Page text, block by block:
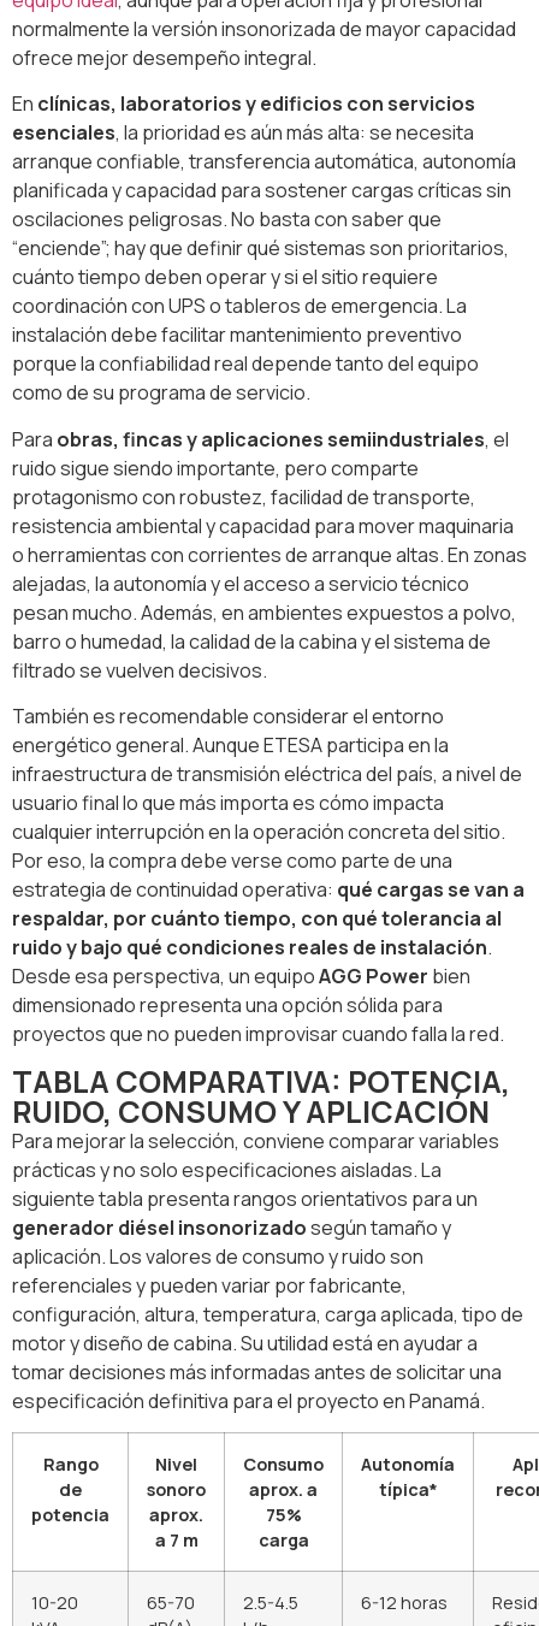
normalmente la versión insonorizada de mayor capacidad
ofrece mejor desempeño integral.
En clínicas, laboratorios y edificios con servicios
esenciales, la prioridad es aún más alta: se necesita
arranque confiable, transferencia automática, autonomía
planificada y capacidad para sostener cargas críticas sin
oscilaciones peligrosas. No basta con saber que
“enciende”; hay que definir qué sistemas son prioritarios,
cuánto tiempo deben operar y si el sitio requiere
coordinación con UPS o tableros de emergencia. La
instalación debe facilitar mantenimiento preventivo
porque la confiabilidad real depende tanto del equipo
como de su programa de servicio.
Para obras, fincas y aplicaciones semiindustriales, el
ruido sigue siendo importante, pero comparte
protagonismo con robustez, facilidad de transporte,
resistencia ambiental y capacidad para mover maquinaria
o herramientas con corrientes de arranque altas. En zonas
alejadas, la autonomía y el acceso a servicio técnico
pesan mucho. Además, en ambientes expuestos a polvo,
barro o humedad, la calidad de la cabina y el sistema de
filtrado se vuelven decisivos.
También es recomendable considerar el entorno
energético general. Aunque ETESA participa en la
infraestructura de transmisión eléctrica del país, a nivel de
usuario final lo que más importa es cómo impacta
cualquier interrupción en la operación concreta del sitio.
Por eso, la compra debe verse como parte de una
estrategia de continuidad operativa: qué cargas se van a
respaldar, por cuánto tiempo, con qué tolerancia al
ruido y bajo qué condiciones reales de instalación.
Desde esa perspectiva, un equipoAGG Power bien
dimensionado representa una opción sólida para
proyectos que no pueden improvisar cuando falla la red.
TABLA COMPARATIVA: POTENCIA,
RUIDO, CONSUMO Y APLICACIÓN
Para mejorar la selección, conviene comparar variables
prácticas y no solo especificaciones aisladas. La
siguiente tabla presenta rangos orientativos para un
generador diésel insonorizadosegún tamaño y
aplicación. Los valores de consumo y ruido son
referenciales y pueden variar por fabricante,
configuración, altura, temperatura, carga aplicada, tipo de
motor y diseño de cabina. Su utilidad está en ayudar a
tomar decisiones más informadas antes de solicitar una
especificación definitiva para el proyecto en Panamá.
Rango
de
potencia
Nivel
sonoro
aprox.
a 7 m
Consumo
aprox. a
75%
carga
Autonomía
típica*
10-20
65-70
2.5-4.5
6-12 horas